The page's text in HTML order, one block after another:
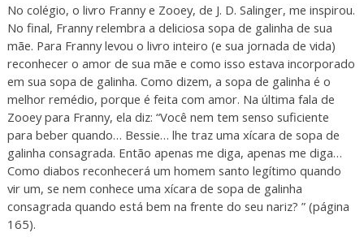
No colégio, o livro Franny e Zooey, de J. D. Salinger, me inspirou.
No final, Franny relembra a deliciosa sopa de galinha de sua
mãe. Para Franny levou o livro inteiro (e sua jornada de vida)
reconhecer o amor de sua mãe e como isso estava incorporado
em sua sopa de galinha. Como dizem, a sopa de galinha é o
melhor remédio, porque é feita com amor. Na última fala de
Zooey para Franny, ela diz: “Você nem tem senso suficiente
para beber quando… Bessie… lhe traz uma xícara de sopa de
galinha consagrada. Então apenas me diga, apenas me diga…
Como diabos reconhecerá um homem santo legítimo quando
vir um, se nem conhece uma xícara de sopa de galinha
consagrada quando está bem na frente do seu nariz? ” (página
165).